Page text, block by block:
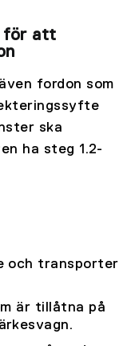
för att
fordon som
ska
ha steg 1.2-
och transporter
är tillåtna på